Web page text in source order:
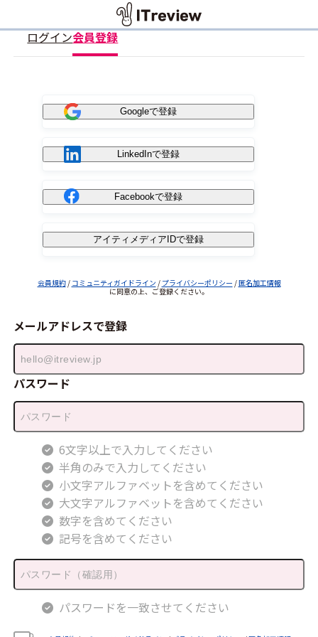
ログイン会員登録
Googleで登録
LinkedInで登録
Facebookで登録
アイティメディアIDで登録
会員規約/ コミュニティガイドライン / プライバシーポリシー /匿名加工情報
に同意の上、ご登録ください。
メールアドレスで登録
パスワード
6文字以上で入力してください
半角のみで入力してください
小文字アルファベットを含めてください
大文字アルファベットを含めてください
数字を含めてください
記号を含めてください
パスワードを一致させてください